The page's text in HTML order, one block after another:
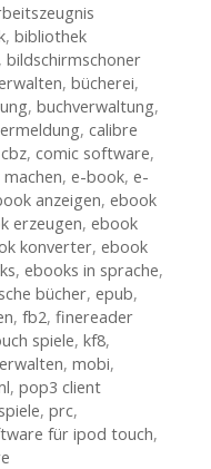
, bibliothek
, bildschirmschoner
, bücherei,
, buchverwaltung,
, calibre
cbz, comic software,
, e-book, e-
anzeigen, ebook
erzeugen, ebook
konverter, ebook
, ebooks in sprache,
bücher, epub,
, fb2, finereader
spiele, kf8,
, mobi,
, pop3 client
, prc,
für ipod touch,